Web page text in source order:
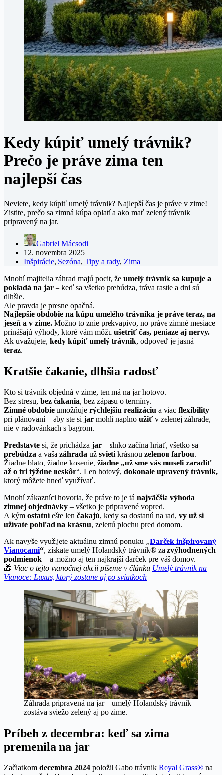
Kedy kúpiť umelý trávnik?
Prečo je práve zima ten
najlepší čas
Neviete, kedy kúpiť umelý trávnik? Najlepší čas je práve v zime!
Zistite, prečo sa zimná kúpa oplatí a ako mať zelený trávnik
pripravený na jar.
Gabriel Mácsodi
12. novembra 2025
Inšpirácie, Sezóna, Tipy a rady, Zima
Mnohí majitelia záhrad majú pocit, že umelý trávnik sa kupuje a
pokladá na jar – keď sa všetko prebúdza, tráva rastie a dni sú
dlhšie.
Ale pravda je presne opačná.
Najlepšie obdobie na kúpu umelého trávnika je práve teraz, na
jeseň a v zime. Možno to znie prekvapivo, no práve zimné mesiace
prinášajú výhody, ktoré vám môžu ušetriť čas, peniaze aj nervy.
Ak uvažujete, kedy kúpiť umelý trávnik, odpoveď je jasná –
teraz.
Kratšie čakanie, dlhšia radosť
Kto si trávnik objedná v zime, ten má na jar hotovo.
Bez stresu, bez čakania, bez zápasu o termíny.
Zimné obdobie umožňuje rýchlejšiu realizáciu a viac flexibility
pri plánovaní – aby ste si jar mohli naplno užiťv zelenej záhrade,
nie v radovánkach s bagrom.
Predstavte si, že prichádza jar – slnko začína hriať, všetko sa
prebúdza a vaša záhrada už svieti krásnou zelenou farbou.
Žiadne blato, žiadne kosenie, žiadne „už sme vás museli zaradiť
až o tri týždne neskôr“. Len hotový, dokonale upravený trávnik,
ktorý môžete hneď využívať.
Mnohí zákazníci hovoria, že práve to je tá najväčšia výhoda
zimnej objednávky – všetko je pripravené vopred.
A kým ostatníešte len čakajú, kedy sa dostanú na rad, vy už si
užívate pohľad na krásnu, zelenú plochu pred domom.
Ak navyše využijete aktuálnu zimnú ponuku „Darček inšpirovaný
Vianocami“, získate umelý Holandský trávnik® za zvýhodnených
podmienok – a možno aj ten najkrajší darček pre váš domov.
🎁 Viac o tejto vianočnej akcii píšeme v článku Umelý trávnik na
Vianoce: Luxus, ktorý zostane aj po sviatkoch
Záhrada pripravená na jar – umelý Holandský trávnik
zostáva sviežo zelený aj po zime.
Príbeh z decembra: keď sa zima
premenila na jar
Začiatkom decembra 2024 položil Gabo trávnik Royal Grass® na